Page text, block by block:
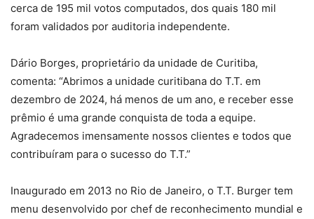
cerca de 195 mil votos computados, dos quais 180 mil
foram validados por auditoria independente.
Dário Borges, proprietário da unidade de Curitiba,
comenta: “Abrimos a unidade curitibana do T.T. em
dezembro de 2024, há menos de um ano, e receber esse
prêmio é uma grande conquista de toda a equipe.
Agradecemos imensamente nossos clientes e todos que
contribuíram para o sucesso do T.T.”
Inaugurado em 2013 no Rio de Janeiro, o T.T. Burger tem
menu desenvolvido por chef de reconhecimento mundial e